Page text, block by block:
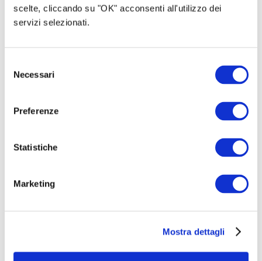
scelte, cliccando su "OK" acconsenti all'utilizzo dei
servizi selezionati.
delNecessari
Preferenze
Statistiche
Marketing
Mostra dettagli